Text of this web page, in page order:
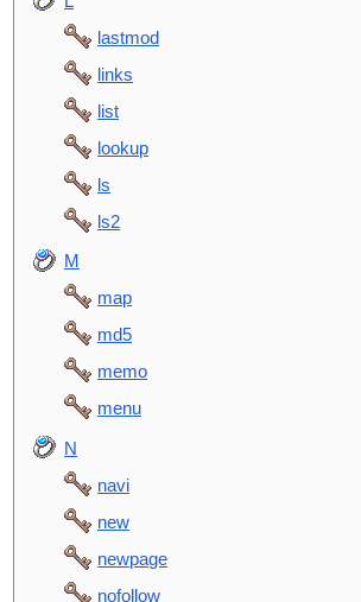
lastmod
links
list
lookup
ls
ls2
M
map
md5
memo
menu
N
navi
new
newpage
nofollow